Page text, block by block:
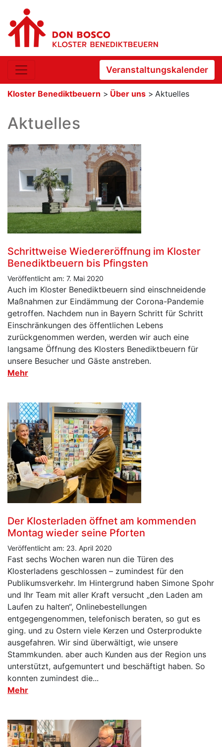
Veranstaltungskalender
Kloster Benediktbeuern > Über uns > Aktuelles
Aktuelles
Schrittweise Wiedereröffnung im Kloster
Benediktbeuern bis Pfingsten
Veröffentlicht am: 7. Mai 2020
Auch im Kloster Benediktbeuern sind einschneidende
Maßnahmen zur Eindämmung der Corona-Pandemie
getroffen. Nachdem nun in Bayern Schritt für Schritt
Einschränkungen des öffentlichen Lebens
zurückgenommen werden, werden wir auch eine
langsame Öffnung des Klosters Benediktbeuern für
unsere Besucher und Gäste anstreben.
Mehr
Der Klosterladen öffnet am kommenden
Montag wieder seine Pforten
Veröffentlicht am: 23. April 2020
Fast sechs Wochen waren nun die Türen des
Klosterladens geschlossen – zumindest für den
Publikumsverkehr. Im Hintergrund haben Simone Spohr
und Ihr Team mit aller Kraft versucht „den Laden am
Laufen zu halten“, Onlinebestellungen
entgegengenommen, telefonisch beraten, so gut es
ging. und zu Ostern viele Kerzen und Osterprodukte
ausgefahren. Wir sind überwältigt, wie unsere
Stammkunden. aber auch Kunden aus der Region uns
unterstützt, aufgemuntert und beschäftigt haben. So
konnten zumindest die...
Mehr